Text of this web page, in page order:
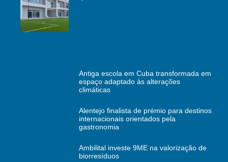
Antiga escola em Cuba transformada em
espaço adaptado às alterações
climáticas
Alentejo finalista de prémio para destinos
internacionais orientados pela
gastronomia
Ambilital investe 9ME na valorização de
biorresíduos